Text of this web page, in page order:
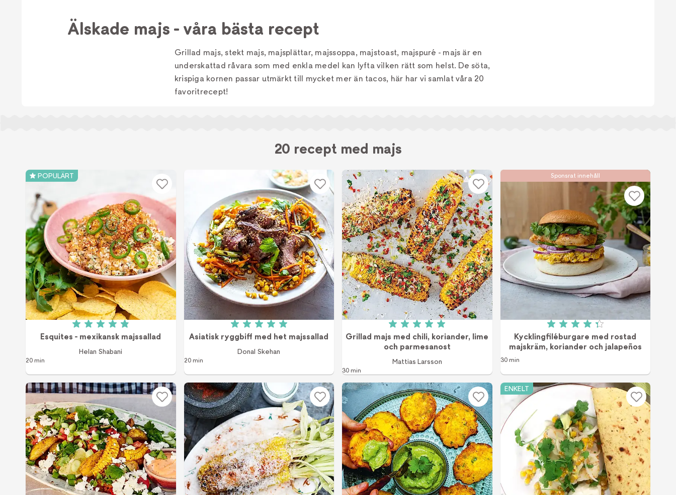
Älskade majs - våra bästa recept
Grillad majs, stekt majs, majsplättar, majssoppa, majstoast, majspuré - majs är en
underskattad råvara som med enkla medel kan lyfta vilken rätt som helst. De söta,
krispiga kornen passar utmärkt till mycket mer än tacos, här har vi samlat våra 20
favoritrecept!
20 recept med majs
POPULÄRT
Betyg: 4.9 av 5 (36 röster)
Esquites - mexikansk majssallad
Helan Shabani
20 min
Betyg: 5 av 5 (1 röster)
Asiatisk ryggbiff med het majssallad
Donal Skehan
20 min
Betyg: 5 av 5 (1 röster)
Grillad majs med chili, koriander, lime
och parmesanost
Mattias Larsson
30 min
Sponsrat innehåll
Betyg: 4.3 av 5 (8 röster)
Kycklingfiléburgare med rostad
majskräm, koriander och jalapeños
30 min
ENKELT